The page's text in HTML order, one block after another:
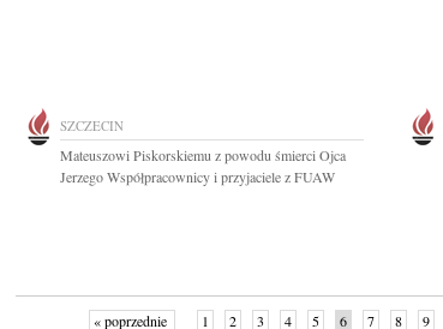
SZCZECIN
Mateuszowi Piskorskiemu z powodu śmierci Ojca
Jerzego Współpracownicy i przyjaciele z FUAW
« poprzednie 1 2 3 4 5 6 7 8 9